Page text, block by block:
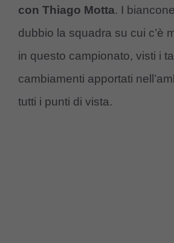
con Thiago Motta. I
dubbio la squadra su cui c’è
in questo campionato, visti i
cambiamenti apportati
tutti i punti di vista.